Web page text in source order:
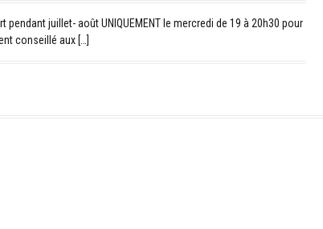
juillet- août UNIQUEMENT le mercredi de 19 à 20h30 pour
conseillé aux […]